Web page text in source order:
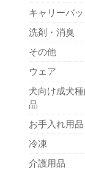
キャリーバ
洗剤・消臭
その他
ウェア
犬向け成犬
品
お手入れ用品
冷凍
介護用品